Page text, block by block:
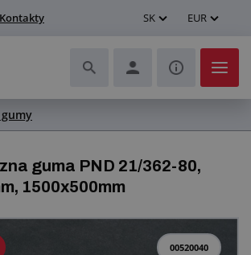
Kontakty SK EUR
a montáž
guma PND 21/362-80,
1500x500mm
00520040